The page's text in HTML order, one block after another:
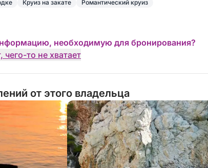
Монтго.
Круиз на закате Романтический круиз
необходимую для бронирования?
чего-то не хватает
от этого владельца